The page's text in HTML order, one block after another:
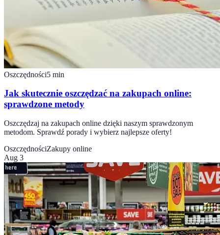
Oszczędności5 min
Jak skutecznie oszczędzać na zakupach online:
sprawdzone metody
Oszczędzaj na zakupach online dzięki naszym sprawdzonym
metodom. Sprawdź porady i wybierz najlepsze oferty!
OszczędnościZakupy online
Aug 3